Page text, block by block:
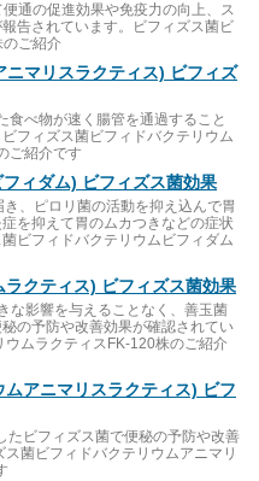
通の促進効果や免疫力の向上、ス
告されています。ビフィズス菌ビ
のご紹介
マリスラクティス) ビフィズ
食べ物が速く腸管を通過すること
フィズス菌ビフィドバクテリウム
ご紹介です
ィダム) ビフィズス菌効果
、ピロリ菌の活動を抑え込んで胃
を抑えて胃のムカつきなどの症状
ビフィドバクテリウムビフィダム
クティス) ビフィズス菌効果
な影響を与えることなく、善玉菌
の予防や改善効果が確認されてい
ウムラクティスFK-120株のご紹介
アニマリスラクティス) ビフ
たビフィズス菌で便秘の予防や改善
菌ビフィドバクテリウムアニマリ